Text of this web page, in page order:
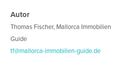
Autor
Thomas Fischer, Mallorca Immobilien
Guide
tf@mallorca-immobilien-guide.de